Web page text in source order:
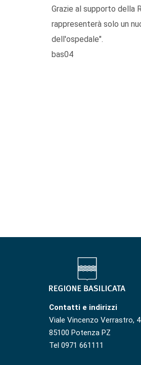
Grazie al supporto della
rappresenterà solo un
dell'ospedale".
bas04
Contatti e indirizzi
Viale Vincenzo Verrastro, 4
85100 Potenza PZ
Tel 0971 661111